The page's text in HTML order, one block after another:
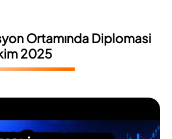
Ortamında Diplomasi
2025